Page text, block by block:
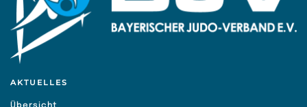
AKTUELLES